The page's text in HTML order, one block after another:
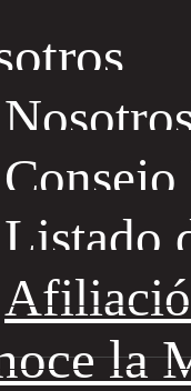
Listado
la